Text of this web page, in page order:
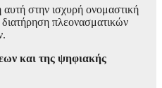
αυτή στην ισχυρή ονομαστική
διατήρηση πλεονασματικών
και της ψηφιακής